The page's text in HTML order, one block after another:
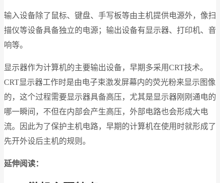
输入设备除了鼠标、键盘、手写板等由主机提供电源外，像扫
描仪等设备具备独立的电源；输出设备有显示器、打印机、音
响等。
显示器作为计算机的主要输出设备，早期多采用CRT技术。
CRT显示器工作时是由电子束激发屏幕内的荧光粉来显示图像
的，这个过程需要显示器具备高压，尤其是显示器刚刚通电的
哪一瞬间，不但在内部会产生高压，外部电路也会形成大电
流。因此为了保护主机电路，早期的计算机在使用时就形成了
先开外设后主机的规则。
延伸阅读：